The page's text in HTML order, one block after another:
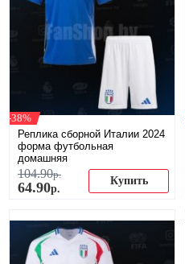
-38%
Реплика сборной Италии 2024
форма футбольная
домашняя
104.90р.
64.90р.
Купить